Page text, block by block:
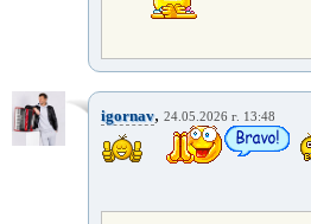
igornav, 24.05.2026 г. 13:48